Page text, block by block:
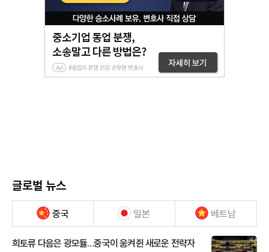
글로벌 뉴스
중국 일본 베트남
희토류 다음은 광모듈…중국이 움켜쥔 새로운 전략자